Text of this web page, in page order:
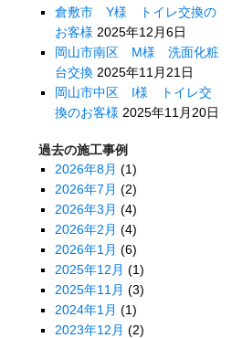
倉敷市 Y様 トイレ交換の
お客様 2025年12月6日
岡山市南区 M様 洗面化粧
台交換 2025年11月21日
岡山市中区 I様 トイレ交
換のお客様 2025年11月20日
過去の施工事例
2026年8月 (1)
2026年7月 (2)
2026年3月 (4)
2026年2月 (4)
2026年1月 (6)
2025年12月 (1)
2025年11月 (3)
2024年1月 (1)
2023年12月 (2)